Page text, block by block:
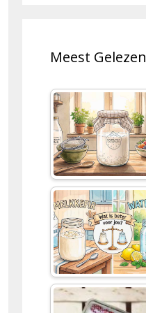
Meest Gelezen